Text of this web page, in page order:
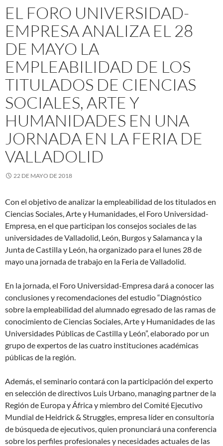
EL FORO UNIVERSIDAD-
EMPRESA ANALIZA EL 28
DE MAYO LA
EMPLEABILIDAD DE LOS
TITULADOS DE CIENCIAS
SOCIALES, ARTE Y
HUMANIDADES EN UNA
JORNADA EN LA FERIA DE
VALLADOLID
22 DE MAYO DE 2018
Con el objetivo de analizar la empleabilidad de los titulados en
Ciencias Sociales, Arte y Humanidades, el Foro Universidad-
Empresa, en el que participan los consejos sociales de las
universidades de Valladolid, León, Burgos y Salamanca y la
Junta de Castilla y León, ha organizado para el lunes 28 de
mayo una jornada de trabajo en la Feria de Valladolid.
En la jornada, el Foro Universidad-Empresa dará a conocer las
conclusiones y recomendaciones del estudio “Diagnóstico
sobre la empleabilidad del alumnado egresado de las ramas de
conocimiento de Ciencias Sociales, Arte y Humanidades de las
Universidades Públicas de Castilla y León”, elaborado por un
grupo de expertos de las cuatro instituciones académicas
públicas de la región.
Además, el seminario contará con la participación del experto
en selección de directivos Luis Urbano, managing partner de la
Región de Europa y África y miembro del Comité Ejecutivo
Mundial de Heidrick & Struggles, empresa líder en consultoría
de búsqueda de ejecutivos, quien pronunciará una conferencia
sobre los perfiles profesionales y necesidades actuales de las